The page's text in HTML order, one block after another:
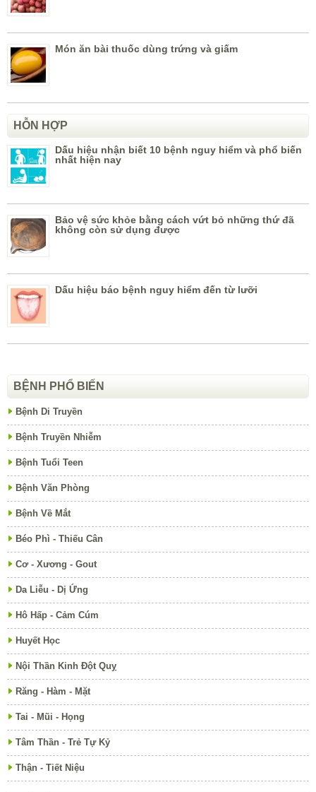
Món ăn bài thuốc dùng trứng và giấm
HỖN HỢP
Dấu hiệu nhận biết 10 bệnh nguy hiểm và phổ biến
nhất hiện nay
Bảo vệ sức khỏe bằng cách vứt bỏ những thứ đã
không còn sử dụng được
Dấu hiệu báo bệnh nguy hiểm đến từ lưỡi
BỆNH PHỔ BIẾN
Bệnh Di Truyền
Bệnh Truyền Nhiễm
Bệnh Tuổi Teen
Bệnh Văn Phòng
Bệnh Về Mắt
Béo Phì - Thiếu Cân
Cơ - Xương - Gout
Da Liễu - Dị Ứng
Hô Hấp - Cảm Cúm
Huyết Học
Nội Thần Kinh Đột Quỵ
Răng - Hàm - Mặt
Tai - Mũi - Họng
Tâm Thần - Trẻ Tự Kỷ
Thận - Tiết Niệu